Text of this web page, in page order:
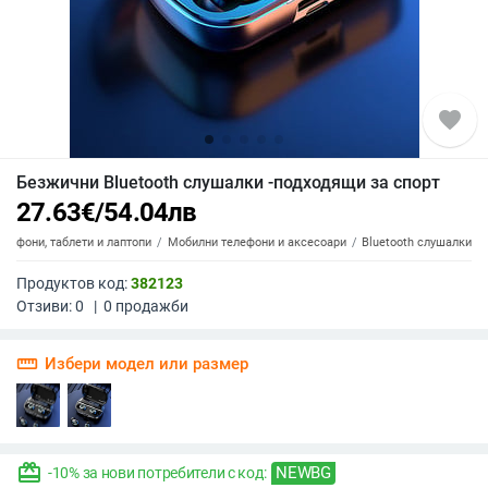
favorite
Безжични Bluetooth слушалки -подходящи за спорт
27.63€/54.04лв
таблети и лаптопи Мобилни телефони и аксесоари Bluetooth слушалки
Продуктов код:382123
Отзиви:0 | 0 продажби
straighten Избери модел или размер
redeem -10% за нови потребители с код: NEWBG